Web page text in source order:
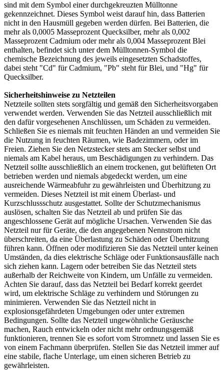
sind mit dem Symbol einer durchgekreuzten Mülltonne
gekennzeichnet. Dieses Symbol weist darauf hin, dass Batterien
nicht in den Hausmüll gegeben werden dürfen. Bei Batterien, die
mehr als 0,0005 Masseprozent Quecksilber, mehr als 0,002
Masseprozent Cadmium oder mehr als 0,004 Masseprozent Blei
enthalten, befindet sich unter dem Mülltonnen-Symbol die
chemische Bezeichnung des jeweils eingesetzten Schadstoffes,
dabei steht "Cd" für Cadmium, "Pb" steht für Blei, und "Hg" für
Quecksilber.
Sicherheitshinweise zu Netzteilen
Netzteile sollten stets sorgfältig und gemäß den Sicherheitsvorgaben
verwendet werden. Verwenden Sie das Netzteil ausschließlich mit
den dafür vorgesehenen Anschlüssen, um Schäden zu vermeiden.
Schließen Sie es niemals mit feuchten Händen an und vermeiden Sie
die Nutzung in feuchten Räumen, wie Badezimmern, oder im
Freien. Ziehen Sie den Netzstecker stets am Stecker selbst und
niemals am Kabel heraus, um Beschädigungen zu verhindern. Das
Netzteil sollte ausschließlich an einem trockenen, gut belüfteten Ort
betrieben werden und niemals abgedeckt werden, um eine
ausreichende Wärmeabfuhr zu gewährleisten und Überhitzung zu
vermeiden. Dieses Netzteil ist mit einem Überlast- und
Kurzschlussschutz ausgestattet. Sollte der Schutzmechanismus
auslösen, schalten Sie das Netzteil ab und prüfen Sie das
angeschlossene Gerät auf mögliche Ursachen. Verwenden Sie das
Netzteil nur für Geräte, die den angegebenen Nennstrom nicht
überschreiten, da eine Überlastung zu Schäden oder Überhitzung
führen kann. Öffnen oder modifizieren Sie das Netzteil unter keinen
Umständen, da dies elektrische Schläge oder Funktionsausfälle nach
sich ziehen kann. Lagern oder betreiben Sie das Netzteil stets
außerhalb der Reichweite von Kindern, um Unfälle zu vermeiden.
Achten Sie darauf, dass das Netzteil bei Bedarf korrekt geerdet
wird, um elektrische Schläge zu verhindern und Störungen zu
minimieren. Verwenden Sie das Netzteil nicht in
explosionsgefährdeten Umgebungen oder unter extremen
Bedingungen. Sollte das Netzteil ungewöhnliche Geräusche
machen, Rauch entwickeln oder nicht mehr ordnungsgemäß
funktionieren, trennen Sie es sofort vom Stromnetz und lassen Sie es
von einem Fachmann überprüfen. Stellen Sie das Netzteil immer auf
eine stabile, flache Unterlage, um einen sicheren Betrieb zu
gewährleisten.